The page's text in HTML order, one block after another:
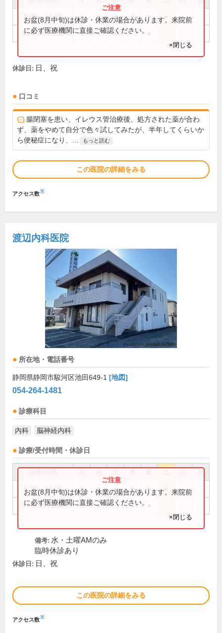
9:00～12:30 ● ● ● ● ●
15:00～18:30 ● ● ●
お盆(8月中旬)は休診・休業の場合があります。来院前
に必ず医療機関に直接ご確認ください。
×閉じる
休診日: 日、祝
口コミ
腸閉塞を患い、イレウス管治療後、処方された薬が合わ
ず、薬をやめて自分で色々試してみたが、半年してくらいか
ら便秘症になり、...
もっと読む
この医院の詳細をみる
アクセス数※
渡辺内科医院
所在地・電話番号
静岡県静岡市駿河区池田649-1 [地図]
054-264-1481
診療科目
内科 脳神経内科
診療/受付時間・休診日
祝
8:30～12:00 ● ● ● ● ●
14:30～18:00 ● ● ●
お盆(8月中旬)は休診・休業の場合があります。来院前
に必ず医療機関に直接ご確認ください。
×閉じる
備考: 水・土曜AMのみ
臨時休診あり
休診日: 日、祝
この医院の詳細をみる
アクセス数※